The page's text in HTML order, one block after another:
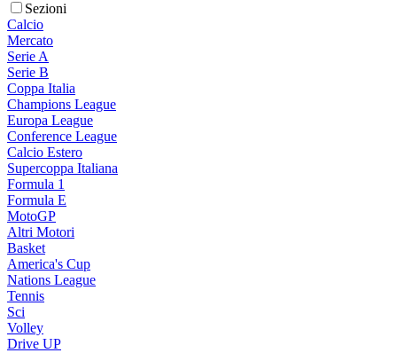
Sezioni
Calcio
Mercato
Serie A
Serie B
Coppa Italia
Champions League
Europa League
Conference League
Calcio Estero
Supercoppa Italiana
Formula 1
Formula E
MotoGP
Altri Motori
Basket
America's Cup
Nations League
Tennis
Sci
Volley
Drive UP